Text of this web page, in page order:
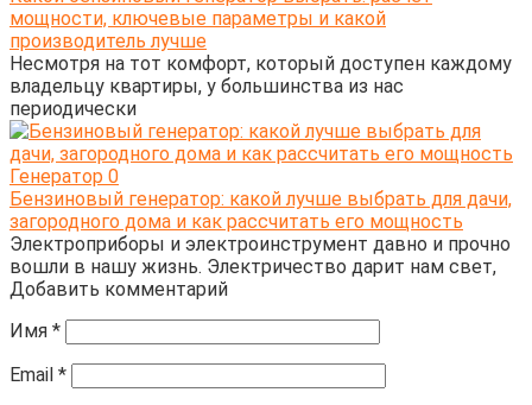
мощности, ключевые параметры и какой
производитель лучше
Несмотря на тот комфорт, который доступен каждому
владельцу квартиры, у большинства из нас
периодически
Генератор 0
Бензиновый генератор: какой лучше выбрать для дачи,
загородного дома и как рассчитать его мощность
Электроприборы и электроинструмент давно и прочно
вошли в нашу жизнь. Электричество дарит нам свет,
Добавить комментарий
Имя *
Email *